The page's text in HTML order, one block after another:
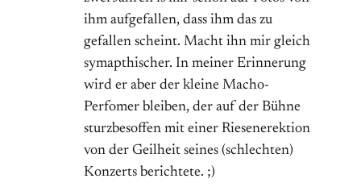
ihm aufgefallen, dass ihm das zu
gefallen scheint. Macht ihn mir gleich
symapthischer. In meiner Erinnerung
wird er aber der kleine Macho-
Perfomer bleiben, der auf der Bühne
sturzbesoffen mit einer Riesenerektion
von der Geilheit seines (schlechten)
Konzerts berichtete. ;)